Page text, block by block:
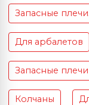
Запасные плечи.
Для арбалетов
Запасные плечи
Колчаны